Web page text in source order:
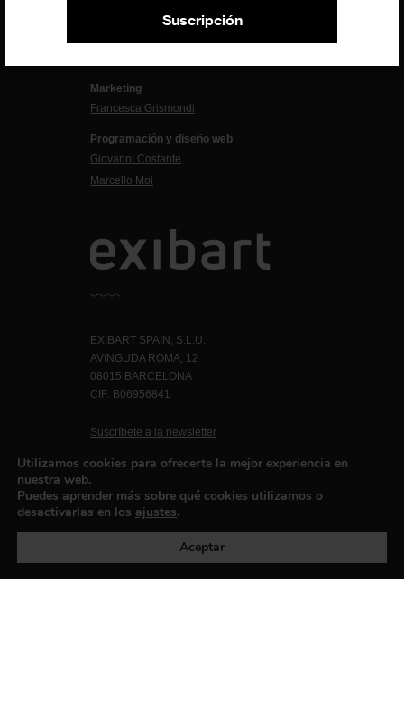
Suscripción
Marketing
Francesca Grismondi
Programación y diseño web
Giovanni Costante
Marcello Moi
EXIBART SPAIN, S.L.U.
AVINGUDA ROMA, 12
08015 BARCELONA
CIF: B06956841
Suscríbete a la newsletter
Política de privacidad
Utilizamos cookies para ofrecerte la mejor experiencia en
nuestra web.
Puedes aprender más sobre qué cookies utilizamos o
desactivarlas en los ajustes.
Aceptar